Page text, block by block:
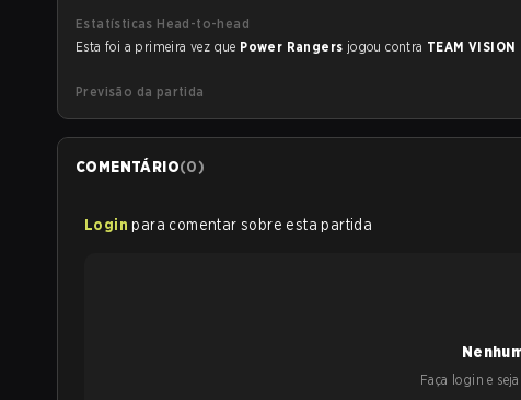
Estatísticas Head-to-head
Esta foi a primeira vez que Power Rangers jogou contra TEAM VISION
Previsão da partida
COMENTÁRIO(0)
Login para comentar sobre esta partida
Faça login e